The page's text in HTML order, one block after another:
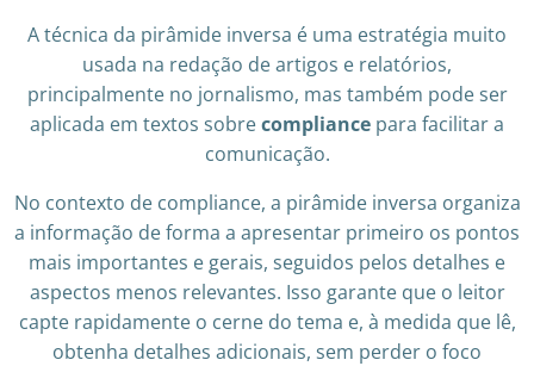
A técnica da pirâmide inversa é uma estratégia muito
usada na redação de artigos e relatórios,
principalmente no jornalismo, mas também pode ser
aplicada em textos sobrecompliance para facilitar a
comunicação.
No contexto de compliance, a pirâmide inversa organiza
a informação de forma a apresentar primeiro os pontos
mais importantes e gerais, seguidos pelos detalhes e
aspectos menos relevantes. Isso garante que o leitor
capte rapidamente o cerne do tema e, à medida que lê,
obtenha detalhes adicionais, sem perder o foco